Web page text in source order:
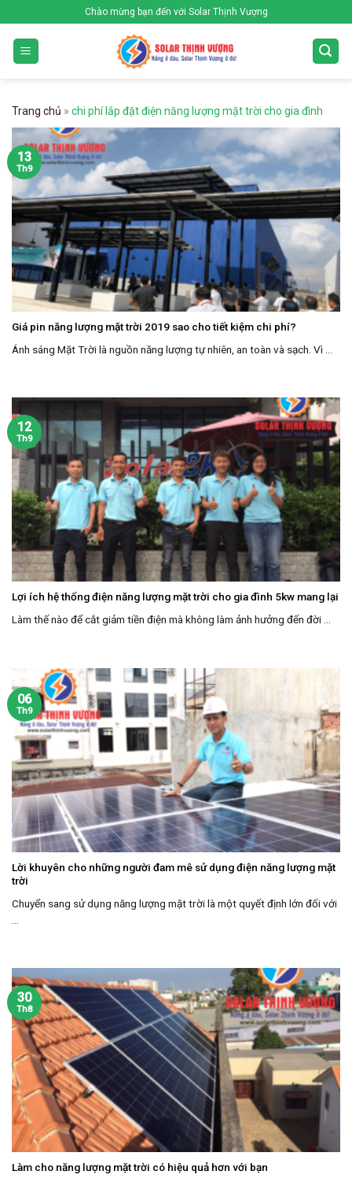
to
content
Chào mừng bạn đến với Solar Thịnh Vượng
Trang chủ » chi phí lắp đặt điện năng lượng mặt trời cho gia đình
Giá pin năng lượng mặt trời 2019 sao cho tiết kiệm chi phí?
Ánh sáng Mặt Trời là nguồn năng lượng tự nhiên, an toàn và sạch. Vì ...
13
Th9
Lợi ích hệ thống điện năng lượng mặt trời cho gia đình 5kw mang lại
Làm thế nào để cắt giảm tiền điện mà không làm ảnh hưởng đến đời ...
12
Th9
Lời khuyên cho những người đam mê sử dụng điện năng lượng mặt
trời
Chuyển sang sử dụng năng lượng mặt trời là một quyết định lớn đối với
06
Th9
Làm cho năng lượng mặt trời có hiệu quả hơn với bạn
30
Th8